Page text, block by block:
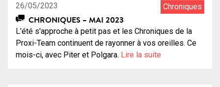
26/05/2023 Chroniques
CHRONIQUES – MAI 2023
L'été s'approche à petit pas et les Chroniques de la
Proxi-Team continuent de rayonner à vos oreilles. Ce
mois-ci, avec Piter et Polgara. Lire la suite